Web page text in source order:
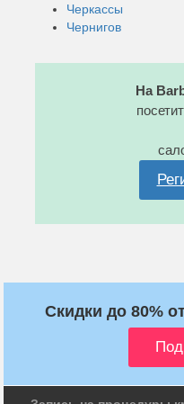
Черкассы
Чернигов
На
Скидки до 80%